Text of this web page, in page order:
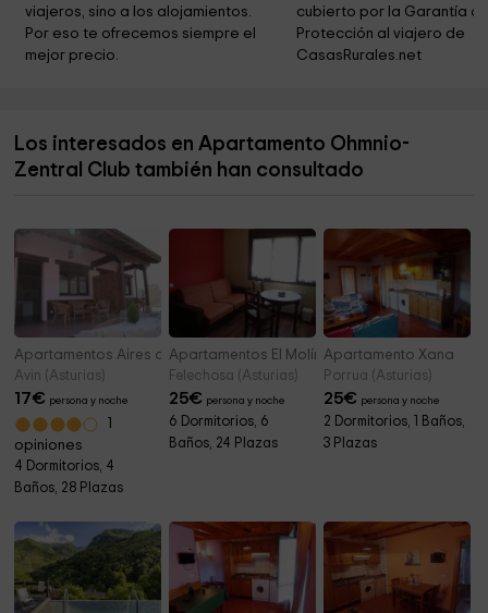
Parroquia de San Martín de Lodón
La Casa del Lobo 4,0 km
Cementerio parroquial de San Martín de Lodón
viajeros, sino a los alojamientos.
Por eso te ofrecemos siempre el
mejor precio.
cubierto por la Garantía
Protección al viajero de
CasasRurales.net
Los interesados en Apartamento Ohmnio-
Zentral Club también han consultado
Apartamentos Aires de Avín
Avin (Asturias)
17€ persona y noche
opiniones
4 Dormitorios, 4
Baños, 28 Plazas
Apartamentos El Molín d´Eloy
Felechosa (Asturias)
25€ persona y noche
6 Dormitorios, 6
Baños, 24 Plazas
Apartamento Xana
Porrua (Asturias)
25€ persona y noche
2 Dormitorios, 1 Baños,
3 Plazas